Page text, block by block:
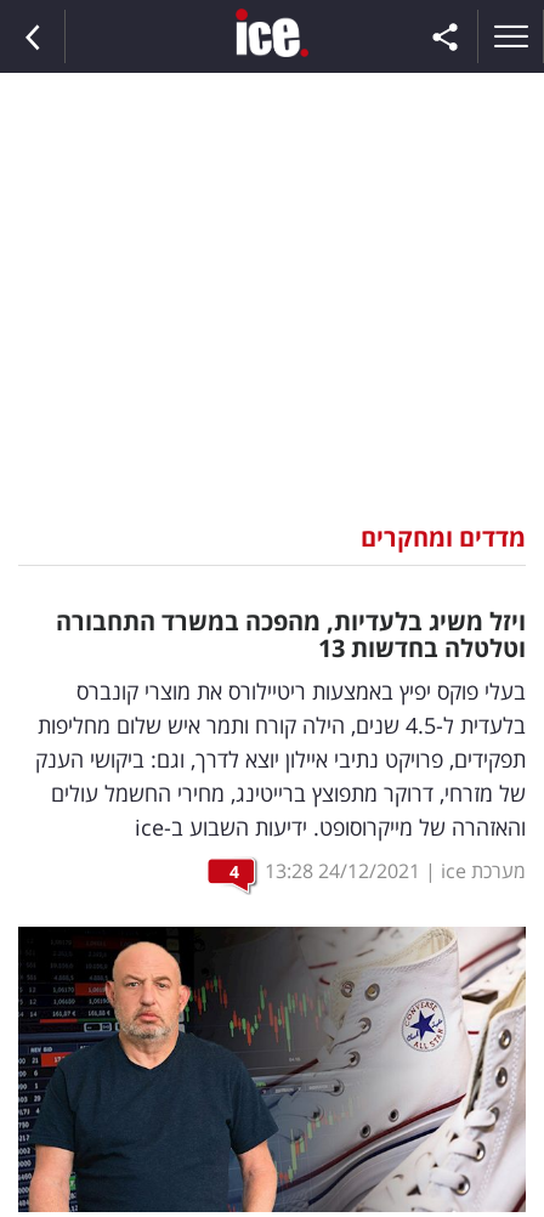
וצרכנות
דיגיטל
וטק
שיווק
ופרסום
משפט
ומחקרים
דעות
רכילות
עסקית
קריפטו
ויראלי
מדדים ומחקרים
ויזל משיג בלעדיות, מהפכה במשרד התחבורה
וטלטלה בחדשות 13
בעלי פוקס יפיץ באמצעות ריטיילורס את מוצרי קונברס
בלעדית ל-4.5 שנים, הילה קורח ותמר איש שלום מחליפות
תפקידים, פרויקט נתיבי איילון יוצא לדרך, וגם: ביקושי הענק
של מזרחי, דרוקר מתפוצץ ברייטינג, מחירי החשמל עולים
והאזהרה של מייקרוסופט. ידיעות השבוע ב-ice
מערכת ice |
24/12/2021
13:28
4